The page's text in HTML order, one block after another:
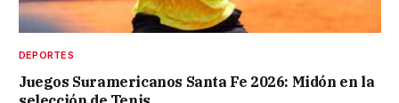
DEPORTES
Juegos Suramericanos Santa Fe 2026: Midón en la